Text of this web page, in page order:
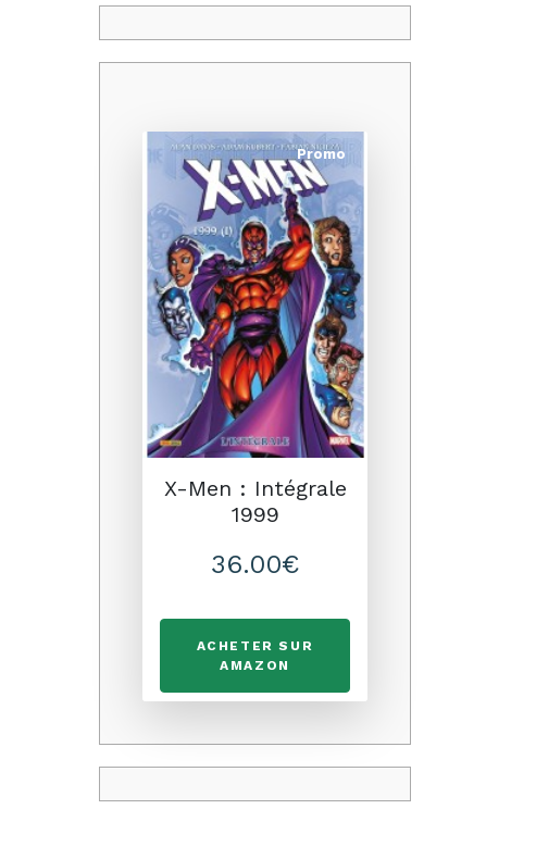
Promo
X-Men : Intégrale
1999
36.00€
ACHETER SUR
AMAZON